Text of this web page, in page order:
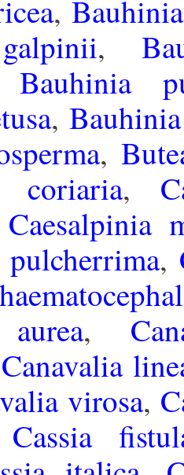
,
,
Bauhinia
,
,
coriaria,
Caesalpinia
pulcherrima,
,
Canavalia
virosa,
Cassia